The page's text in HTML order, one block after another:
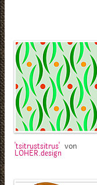
'tsitrustsitrus' von
LOHER.design